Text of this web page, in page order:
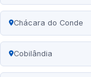
Chácara do Conde
Cobilândia